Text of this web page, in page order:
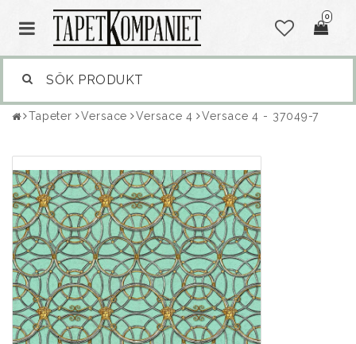
0
Tapeter Versace Versace 4 Versace 4 - 37049-7